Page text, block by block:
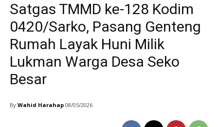
Satgas TMMD ke-128 Kodim
0420/Sarko, Pasang Genteng
Rumah Layak Huni Milik
Lukman Warga Desa Seko
Besar
By Wahid Harahap 08/05/2026